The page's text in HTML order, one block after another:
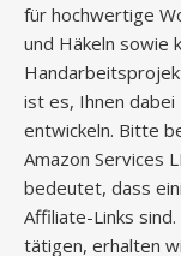
für hochwertige
und Häkeln sowie
ist es, Ihnen
entwickeln. Bitte
Amazon Services
bedeutet, dass
Affiliate-Links
tätigen, erhalten